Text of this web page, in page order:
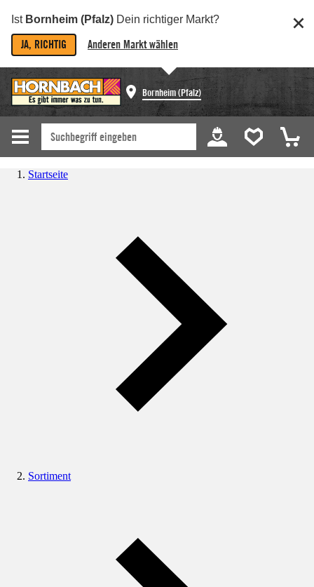
Ist Bornheim (Pfalz) Dein richtiger Markt?
JA, RICHTIG Anderen Markt wählen
Bornheim (Pfalz)
Startseite
Sortiment